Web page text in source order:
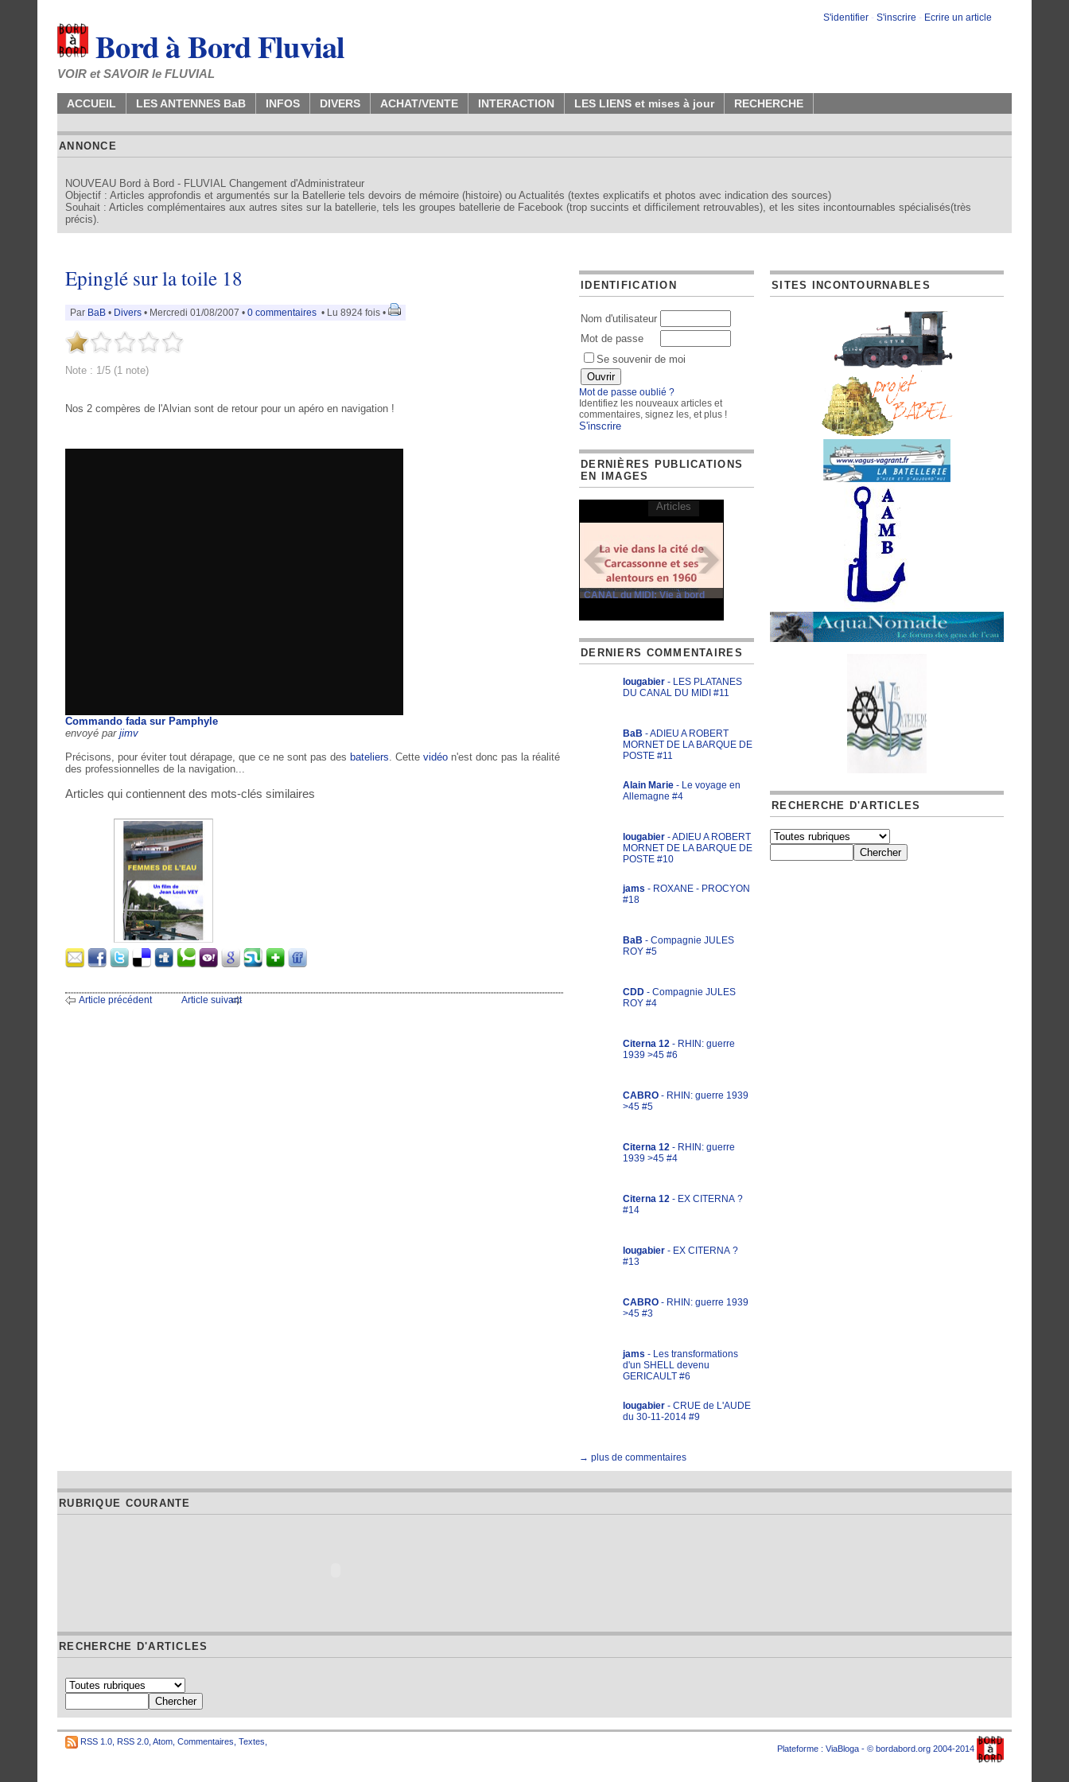
S'identifier - S'inscrire - Ecrire un article
Bord à Bord Fluvial
VOIR et SAVOIR le FLUVIAL
ACCUEIL LES ANTENNES BaB INFOS DIVERS ACHAT/VENTE INTERACTION LES LIENS et mises à jour RECHERCHE
ANNONCE
NOUVEAU Bord à Bord - FLUVIAL Changement d'Administrateur
Objectif : Articles approfondis et argumentés sur la Batellerie tels devoirs de mémoire (histoire) ou Actualités (textes explicatifs et photos avec indication des sources)
Souhait : Articles complémentaires aux autres sites sur la batellerie, tels les groupes batellerie de Facebook (trop succints et difficilement retrouvables), et les sites incontournables spécialisés(très
précis).
Epinglé sur la toile 18
Par BaB • Divers • Mercredi 01/08/2007 • 0 commentaires • Lu 8924 fois •
Note : 1/5 (1 note)
Nos 2 compères de l'Alvian sont de retour pour un apéro en navigation !
Commando fada sur Pamphyle
envoyé par jimv
Précisons, pour éviter tout dérapage, que ce ne sont pas des bateliers . Cette vidéo n'est donc pas la réalité
des professionnelles de la navigation...
Articles qui contiennent des mots-clés similaires
Article précédent Article suivant
IDENTIFICATION
Nom d'utilisateur
Mot de passe
Se souvenir de moi
Mot de passe oublié ?
Identifiez les nouveaux articles et
commentaires, signez les, et plus !
S'inscrire
DERNIÈRES PUBLICATIONS
EN IMAGES
CANAL du MIDI: Vie à bord
Articles
DERNIERS COMMENTAIRES
lougabier - LES PLATANES
DU CANAL DU MIDI #11
BaB - ADIEU A ROBERT
MORNET DE LA BARQUE DE
POSTE #11
Alain Marie - Le voyage en
Allemagne #4
lougabier - ADIEU A ROBERT
MORNET DE LA BARQUE DE
POSTE #10
jams - ROXANE - PROCYON
#18
BaB - Compagnie JULES
ROY #5
CDD - Compagnie JULES
ROY #4
Citerna 12 - RHIN: guerre
1939 >45 #6
CABRO - RHIN: guerre 1939
>45 #5
Citerna 12 - RHIN: guerre
1939 >45 #4
Citerna 12 - EX CITERNA ?
#14
lougabier - EX CITERNA ?
#13
CABRO - RHIN: guerre 1939
>45 #3
jams - Les transformations
d'un SHELL devenu
GERICAULT #6
lougabier - CRUE de L'AUDE
du 30-11-2014 #9
→ plus de commentaires
SITES INCONTOURNABLES
RECHERCHE D'ARTICLES
RUBRIQUE COURANTE
RECHERCHE D'ARTICLES
RSS 1.0 RSS 2.0 Atom Commentaires Textes
Plateforme : ViaBloga - © bordabord.org 2004-2014